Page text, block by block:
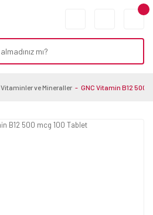
Vitaminler ve Mineraller GNC Vitamin B12 500